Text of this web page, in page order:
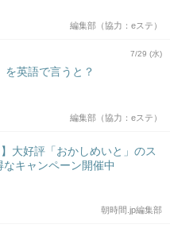
編集部（協力：eステ）
7/29 (水)
を英語で言うと？
編集部（協力：eステ）
大好評「おかしめいと」のス
キャンペーン開催中
朝時間.jp編集部